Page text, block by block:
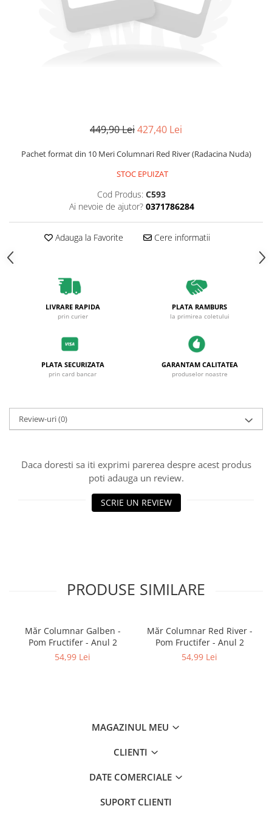
449,90 Lei427,40 Lei
Pachet format din 10 Meri Columnari Red River (Radacina Nuda)
STOC EPUIZAT
Cod Produs: C593
Ai nevoie de ajutor? 0371786284
Adauga la Favorite Cere informatii
LIVRARE RAPIDA
prin curier
PLATA RAMBURS
la primirea coletului
PLATA SECURIZATA
prin card bancar
GARANTAM CALITATEA
produselor noastre
Review-uri(0)
Daca doresti sa iti exprimi parerea despre acest produs
poti adauga un review.
SCRIE UN REVIEW
PRODUSE SIMILARE
Măr Columnar Galben -
Pom Fructifer - Anul 2
54,99 Lei
Măr Columnar Red River -
Pom Fructifer - Anul 2
54,99 Lei
MAGAZINUL MEU
CLIENTI
DATE COMERCIALE
SUPORT CLIENTI